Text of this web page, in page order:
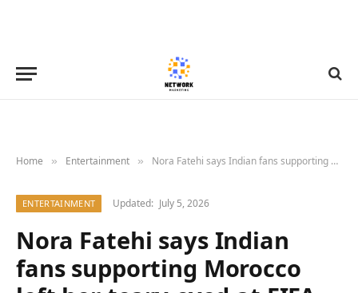
Home » Entertainment » Nora Fatehi says Indian fans supporting Morocco left her teary-eyed at FIFA World Cup: “They were cheering for Morocco and they hugged me”
ENTERTAINMENT Updated: July 5, 2026
Nora Fatehi says Indian
fans supporting Morocco